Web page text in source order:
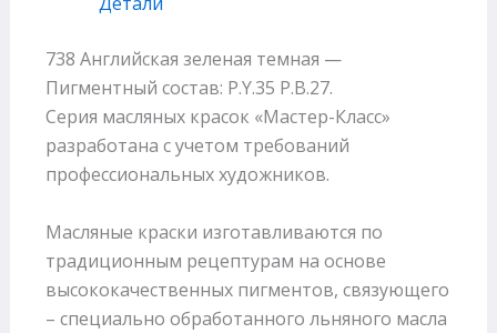
738 Английская зеленая темная —
Пигментный состав: P.Y.35 P.B.27.
Серия масляных красок «Мастер-Класс»
разработана с учетом требований
профессиональных художников.
Масляные краски изготавливаются по
традиционным рецептурам на основе
высококачественных пигментов, связующего
– специально обработанного льняного масла